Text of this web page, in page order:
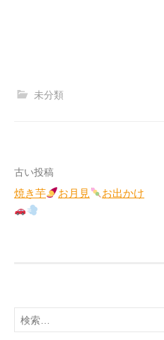
未分類
投
稿
ー
シ
古い投稿
焼き芋 お月見 お出かけ
検
索: